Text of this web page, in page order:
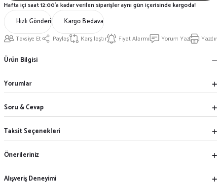
Hızlı Gönderi Kargo Bedava
Tavsiye Et Paylaş Karşılaştır Fiyat Alarmı Yorum Yaz Yazdır
Hafta içi saat 12:00'a kadar verilen siparişler aynı gün içerisinde kargoda!
Ürün Bilgisi
Yorumlar
Soru & Cevap
Taksit Seçenekleri
Önerileriniz
Alışveriş Deneyimi